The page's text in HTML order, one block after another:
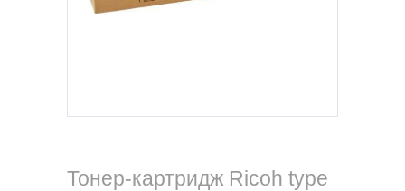
Тонер-картридж Ricoh type